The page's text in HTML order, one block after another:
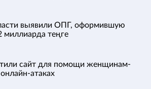
выявили ОПГ, оформившую
миллиарда теңге
сайт для помощи женщинам-
атаках